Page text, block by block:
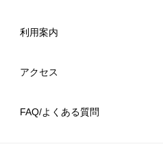
利用案内
アクセス
FAQ/よくある質問